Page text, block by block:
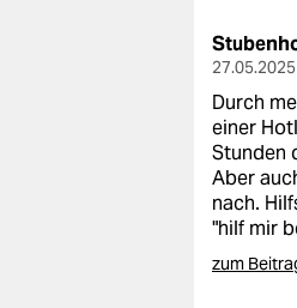
Durch
einer
Stunden
Aber
nach.
"hilf mir
zum